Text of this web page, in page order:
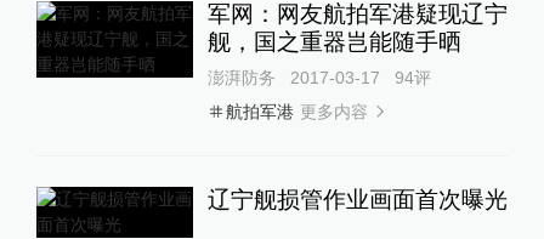
军网：网友航拍军港疑现辽宁
舰，国之重器岂能随手晒
澎湃防务 2017-03-17 94评
航拍军港 更多内容
辽宁舰损管作业画面首次曝光